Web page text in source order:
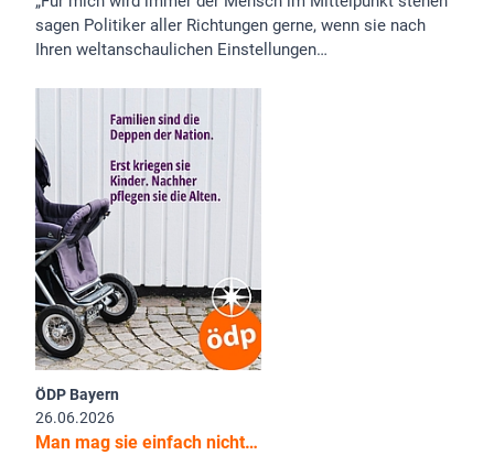
sagen Politiker aller Richtungen gerne, wenn sie nach
Ihren weltanschaulichen Einstellungen…
ÖDP Bayern
26.06.2026
Man mag sie einfach nicht…